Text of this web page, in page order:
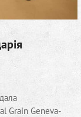
Grain Geneva-